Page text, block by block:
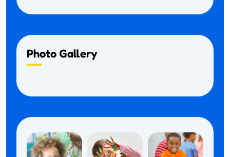
Photo Gallery